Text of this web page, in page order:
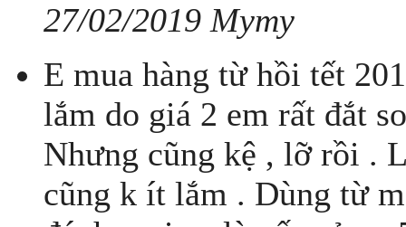
27/02/2019 Mymy
E mua hàng từ hồi tết
lắm do giá 2 em rất đắt
Nhưng cũng kệ , lỡ rồi .
cũng k ít lắm . Dùng từ